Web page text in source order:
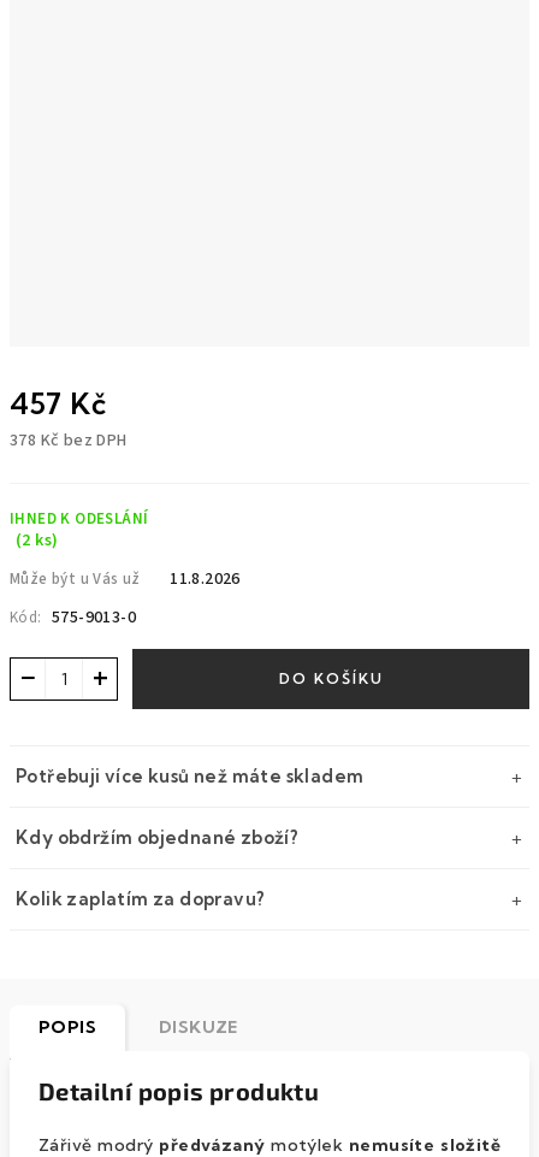
457 Kč
378 Kč bez DPH
IHNED K ODESLÁNÍ
(2 ks)
Může být u Vás už 11.8.2026
Kód: 575-9013-0
+
− DO KOŠÍKU
Potřebuji více kusů než máte skladem
Kdy obdržím objednané zboží?
Kolik zaplatím za dopravu?
POPIS DISKUZE
Detailní popis produktu
Zářivě modrý předvázaný motýlek nemusíte složitě